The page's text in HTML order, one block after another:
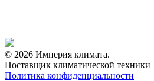
© 2026 Империя климата.
Поставщик климатической техники
Политика конфиденциальности